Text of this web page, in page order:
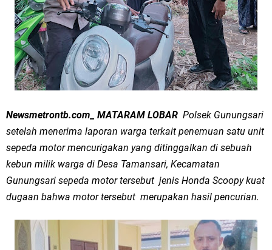
Newsmetrontb.com_ MATARAM LOBAR Polsek Gunungsari
setelah menerima laporan warga terkait penemuan satu unit
sepeda motor mencurigakan yang ditinggalkan di sebuah
kebun milik warga di Desa Tamansari, Kecamatan
Gunungsari sepeda motor tersebut jenis Honda Scoopy kuat
dugaan bahwa motor tersebut merupakan hasil pencurian.